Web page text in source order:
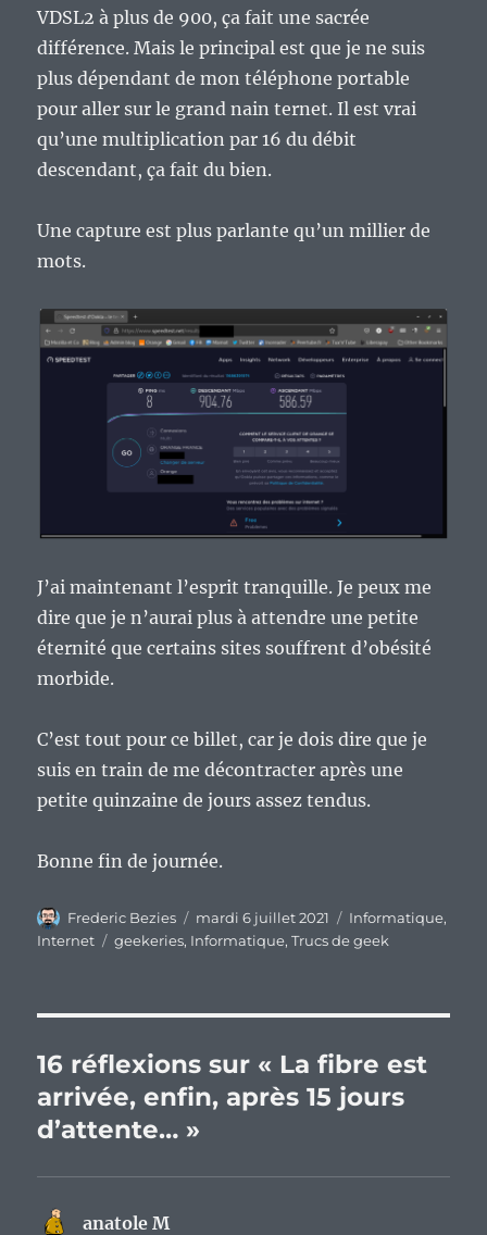
VDSL2 à plus de 900, ça fait une sacrée
différence. Mais le principal est que je ne suis
plus dépendant de mon téléphone portable
pour aller sur le grand nain ternet. Il est vrai
qu’une multiplication par 16 du débit
descendant, ça fait du bien.
Une capture est plus parlante qu’un millier de
mots.
J’ai maintenant l’esprit tranquille. Je peux me
dire que je n’aurai plus à attendre une petite
éternité que certains sites souffrent d’obésité
morbide.
C’est tout pour ce billet, car je dois dire que je
suis en train de me décontracter après une
petite quinzaine de jours assez tendus.
Bonne fin de journée.
Auteur
Frederic Bezies
Publié
le
mardi 6 juillet 2021 Catégories
Informatique,
Internet
Étiquettes
geekeries, Informatique,Trucs de geek
16 réflexions sur « La fibre est
arrivée, enfin, après 15 jours
d’attente… »
anatole M